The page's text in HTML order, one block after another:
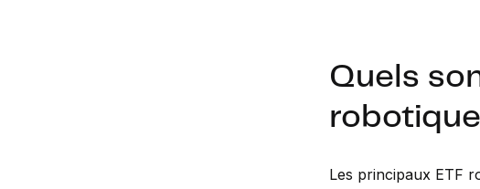
Quels
Les principaux ETF